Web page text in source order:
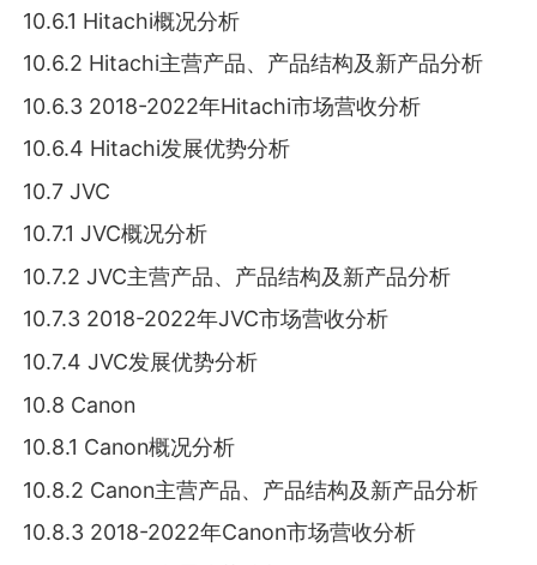
10.6.1 Hitachi概况分析
10.6.2 Hitachi主营产品、产品结构及新产品分析
10.6.3 2018-2022年Hitachi市场营收分析
10.6.4 Hitachi发展优势分析
10.7 JVC
10.7.1 JVC概况分析
10.7.2 JVC主营产品、产品结构及新产品分析
10.7.3 2018-2022年JVC市场营收分析
10.7.4 JVC发展优势分析
10.8 Canon
10.8.1 Canon概况分析
10.8.2 Canon主营产品、产品结构及新产品分析
10.8.3 2018-2022年Canon市场营收分析